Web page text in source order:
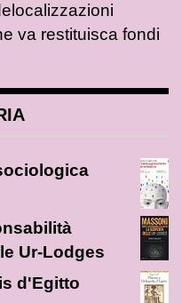
va restituisca fondi
Ur-Lodges
d'Egitto